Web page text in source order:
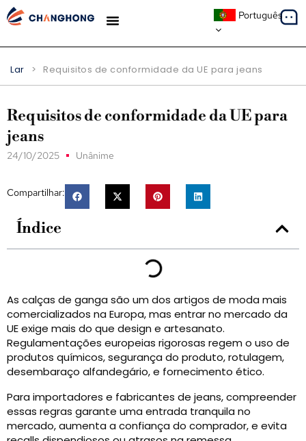
Português
Lar > Requisitos de conformidade da UE para jeans
Requisitos de conformidade da UE para
jeans
24/10/2025 Unânime
Compartilhar:
Índice
As calças de ganga são um dos artigos de moda mais
comercializados na Europa, mas entrar no mercado da
UE exige mais do que design e artesanato.
Regulamentações europeias rigorosas regem o uso de
produtos químicos, segurança do produto, rotulagem,
desembaraço alfandegário, e fornecimento ético.
Para importadores e fabricantes de jeans, compreender
essas regras garante uma entrada tranquila no
mercado, aumenta a confiança do comprador, e evita